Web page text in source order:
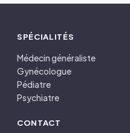
SPÉCIALITÉS
Médecin généraliste
Gynécologue
Pédiatre
Psychiatre
CONTACT